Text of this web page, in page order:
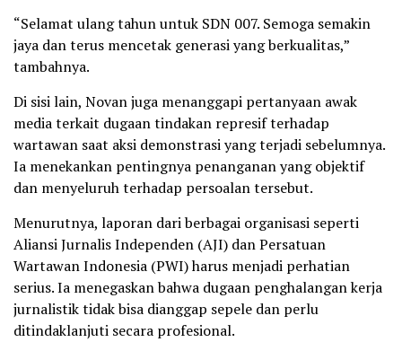
“Selamat ulang tahun untuk SDN 007. Semoga semakin
jaya dan terus mencetak generasi yang berkualitas,”
tambahnya.
Di sisi lain, Novan juga menanggapi pertanyaan awak
media terkait dugaan tindakan represif terhadap
wartawan saat aksi demonstrasi yang terjadi sebelumnya.
Ia menekankan pentingnya penanganan yang objektif
dan menyeluruh terhadap persoalan tersebut.
Menurutnya, laporan dari berbagai organisasi seperti
Aliansi Jurnalis Independen (AJI) dan Persatuan
Wartawan Indonesia (PWI) harus menjadi perhatian
serius. Ia menegaskan bahwa dugaan penghalangan kerja
jurnalistik tidak bisa dianggap sepele dan perlu
ditindaklanjuti secara profesional.